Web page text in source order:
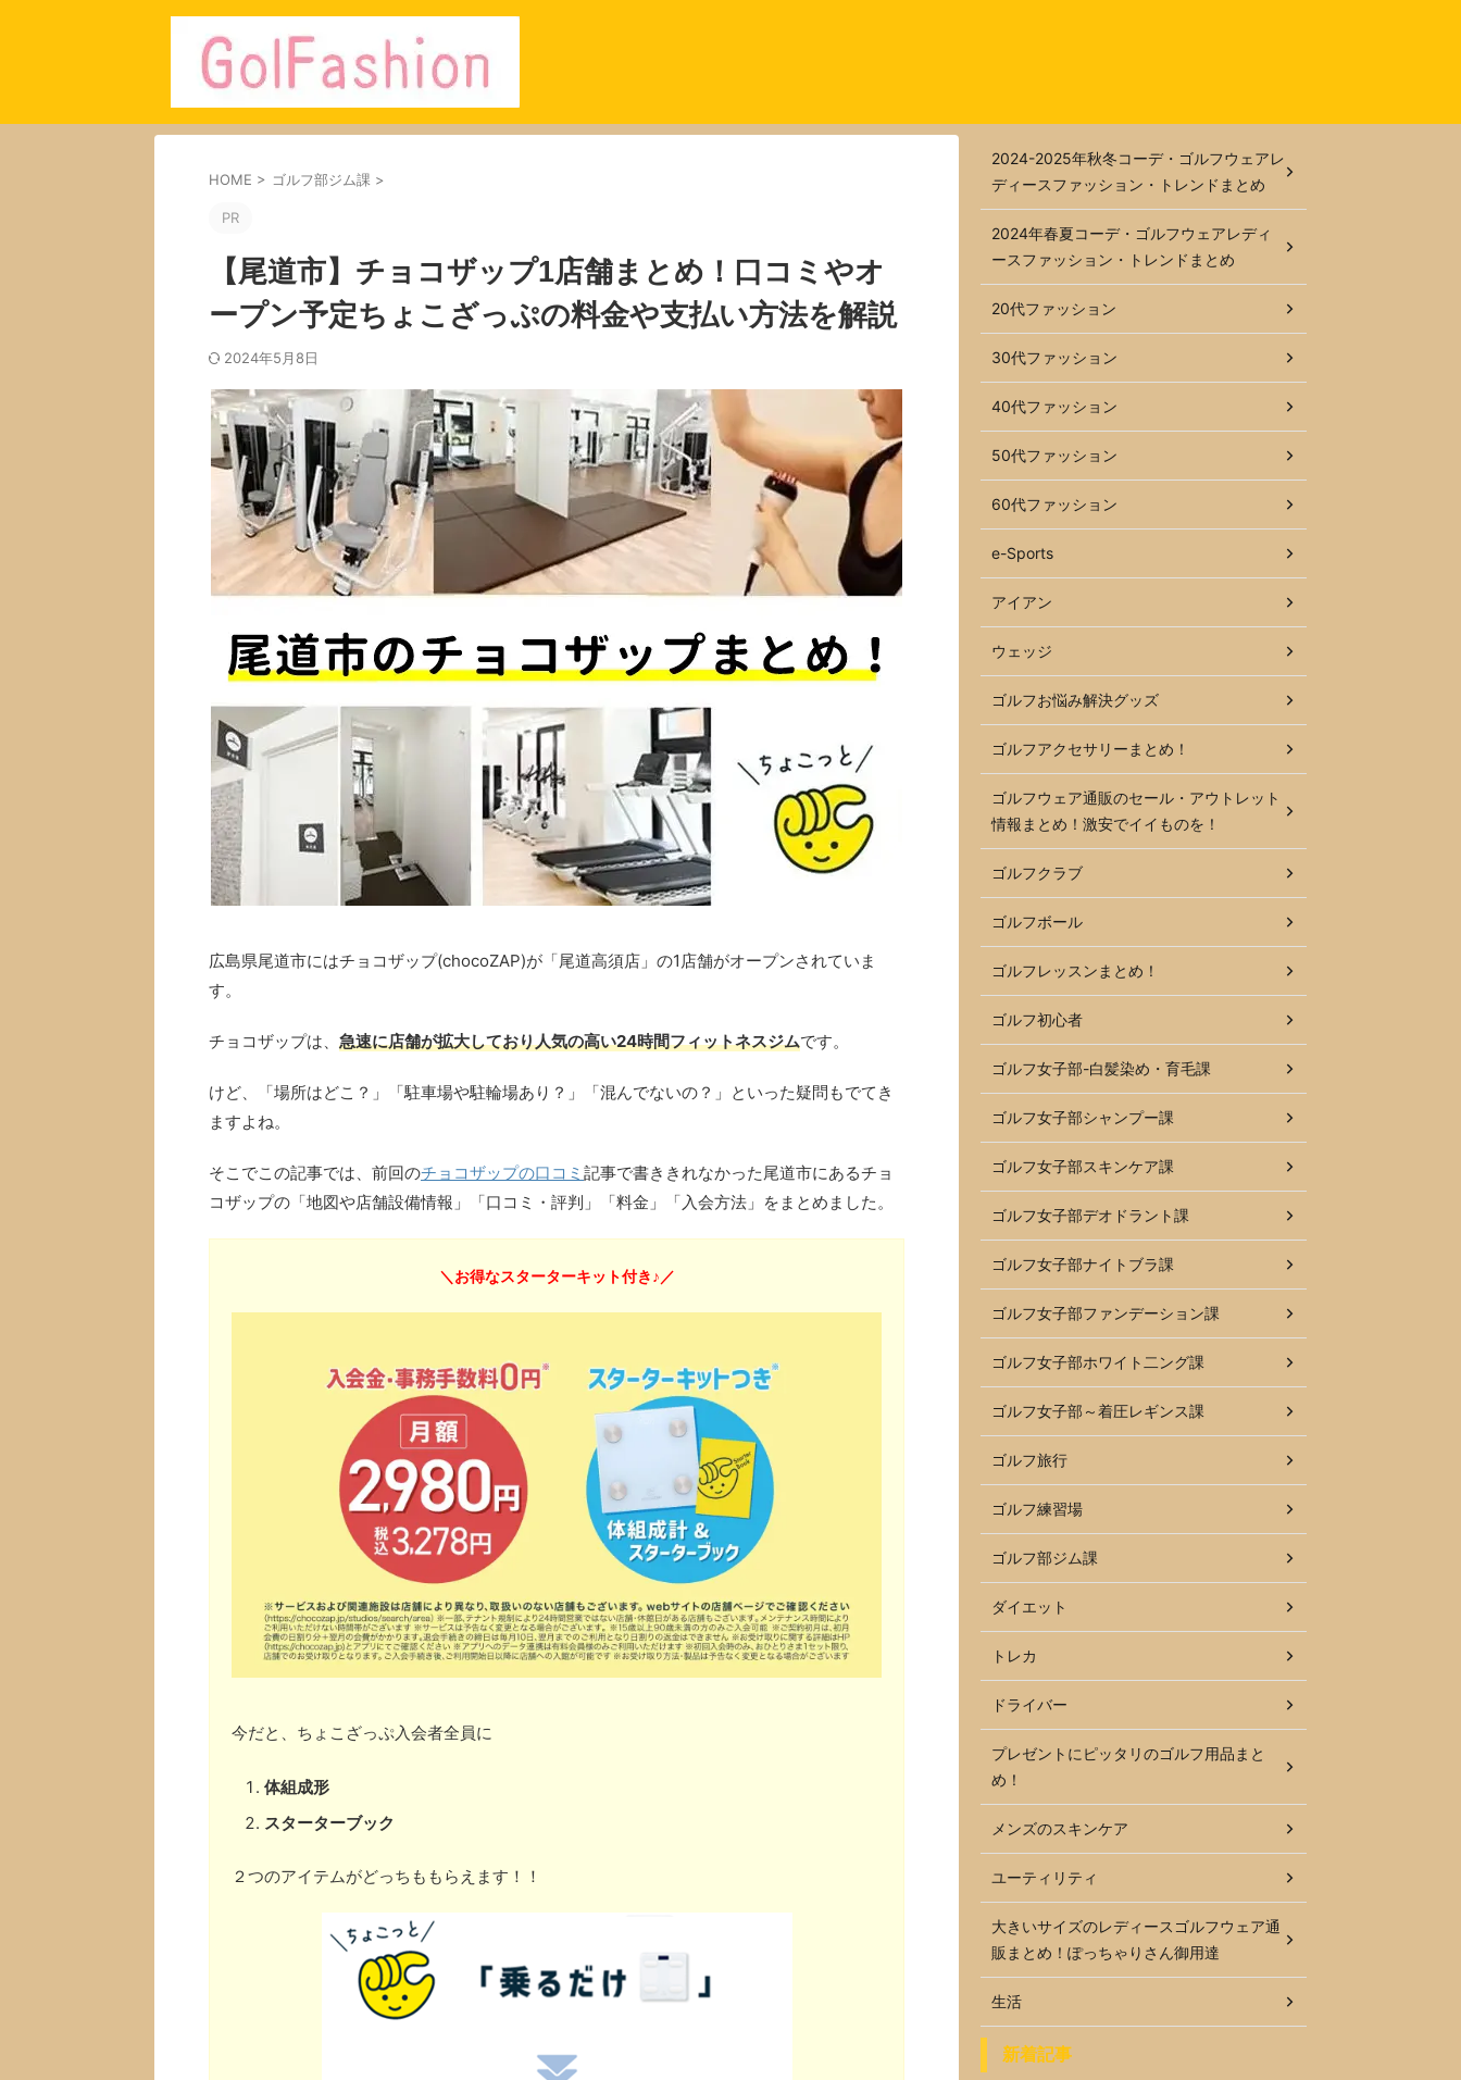
HOME > ゴルフ部ジム課 >
PR
【尾道市】チョコザップ1店舗まとめ！口コミやオ
ープン予定ちょこざっぷの料金や支払い方法を解説
2024年5月8日
広島県尾道市にはチョコザップ(chocoZAP)が「尾道高須店」の1店舗がオープンされていま
す。
チョコザップは、 急速に店舗が拡大しており人気の高い24時間フィットネスジムです。
けど、「場所はどこ？」「駐車場や駐輪場あり？」「混んでないの？」といった疑問もでてき
ますよね。
そこでこの記事では、前回のチョコザップの口コミ 記事で書ききれなかった尾道市にあるチョ
コザップの「地図や店舗設備情報」「口コミ・評判」「料金」「入会方法」をまとめました。
＼お得なスターターキット付き♪／
今だと、ちょこざっぷ入会者全員に
体組成形
スターターブック
２つのアイテムがどっちももらえます！！
2024-2025年秋冬コーデ・ゴルフウェアレ
ディースファッション・トレンドまとめ
2024年春夏コーデ・ゴルフウェアレディ
ースファッション・トレンドまとめ
20代ファッション
30代ファッション
40代ファッション
50代ファッション
60代ファッション
e-Sports
アイアン
ウェッジ
ゴルフお悩み解決グッズ
ゴルフアクセサリーまとめ！
ゴルフウェア通販のセール・アウトレット
情報まとめ！激安でイイものを！
ゴルフクラブ
ゴルフボール
ゴルフレッスンまとめ！
ゴルフ初心者
ゴルフ女子部-白髪染め・育毛課
ゴルフ女子部シャンプー課
ゴルフ女子部スキンケア課
ゴルフ女子部デオドラント課
ゴルフ女子部ナイトブラ課
ゴルフ女子部ファンデーション課
ゴルフ女子部ホワイト二ング課
ゴルフ女子部～着圧レギンス課
ゴルフ旅行
ゴルフ練習場
ゴルフ部ジム課
ダイエット
トレカ
ドライバー
プレゼントにピッタリのゴルフ用品まと
め！
メンズのスキンケア
ユーティリティ
大きいサイズのレディースゴルフウェア通
販まとめ！ぽっちゃりさん御用達
生活
新着記事